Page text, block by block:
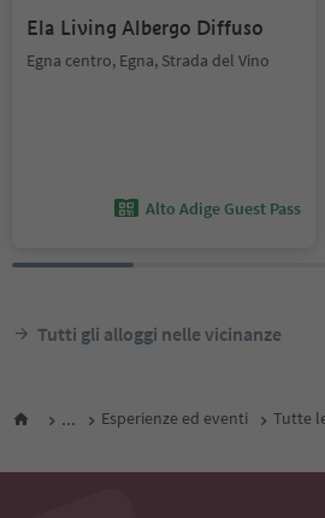
Ela Living Albergo Diffuso
Egna centro, Egna, Strada del Vino
Alto Adige Guest Pass
Tutti gli alloggi nelle vicinanze
... Esperienze ed eventi Tutte